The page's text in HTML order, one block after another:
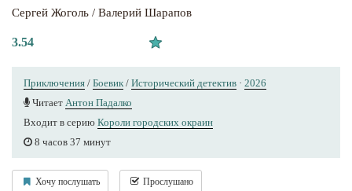
Сергей Жоголь / Валерий Шарапов
3.54
Приключения / Боевик / Исторический детектив · 2026
Читает Антон Падалко
Входит в серию Короли городских окраин
8 часов 37 минут
Хочу послушать Прослушано